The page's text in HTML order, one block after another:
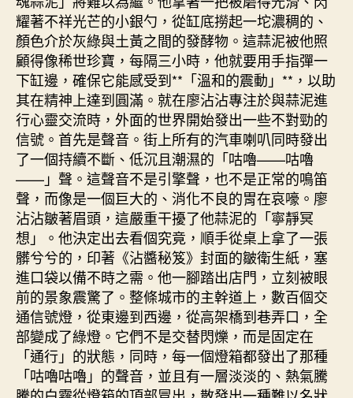
耀著不祥光芒的小銀勺，從缸底撈起一坨濃稠的、
顏色介於灰綠與土黃之間的發酵物。這蒜泥被他照
顧得像稀世珍寶，每隔三小時，他就要用手指彈一
下缸邊，確保它能感受到**「溫和的震動」**，以助
其在精神上達到圓滿。就在廖沾沾專注於與蒜泥進
行心靈交流時，外面的世界開始發出一些不對勁的
信號。首先是聲音。街上所有的汽車喇叭同時發出
了一個持續不斷、低沉且潮濕的「咕嚕——咕嚕
——」聲。這聲音不是引擎聲，也不是正常的鳴笛
聲，而像是一個巨大的、消化不良的胃在哀嚎。廖
沾沾皺著眉頭，這嚴重干擾了他蒜泥的「寧靜冥
想」。他決定出去看個究竟，順手從桌上拿了一張
髒兮兮的，印著《沾醬秘笈》封面的皺衛生紙，塞
進口袋以備不時之需。他一腳踏出店門，立刻被眼
前的景象震驚了。整條城市的主幹道上，數百個交
通信號燈，從東邊到西邊，從高架橋到巷弄口，全
部變成了綠燈。它們不是交替閃爍，而是固定在
「通行」的狀態，同時，每一個燈箱都發出了那種
「咕嚕咕嚕」的聲音，並且有一層淡淡的、熱氣騰